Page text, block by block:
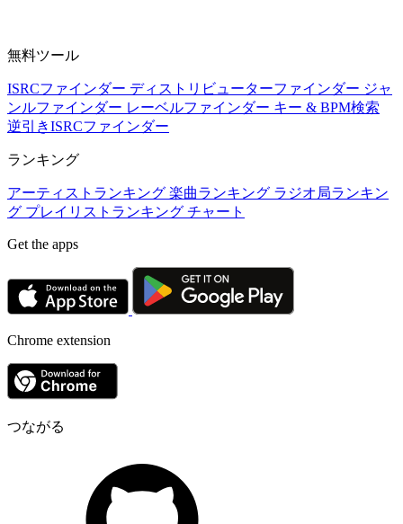
無料ツール
ISRCファインダー ディストリビューターファインダー ジャ
ンルファインダー レーベルファインダー キー & BPM検索
逆引きISRCファインダー
ランキング
アーティストランキング 楽曲ランキング ラジオ局ランキン
グ プレイリストランキング チャート
Get the apps
Chrome extension
つながる